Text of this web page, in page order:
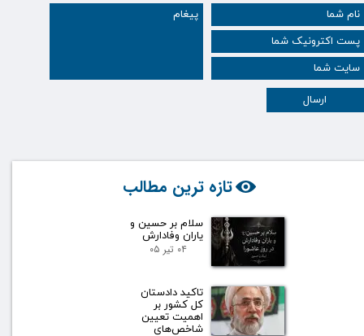
ارسال
تازه ترین مطالب
سلام بر حسین و
یاران وفادارش
۰۴ تیر ۰۵
تاکید دادستان
کل کشور بر
اهمیت تعیین
شاخص‌های